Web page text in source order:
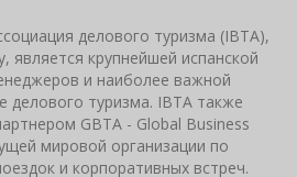
делового туризма (IBTA),
является крупнейшей испанской
и наиболее важной
делового туризма. IBTA также
GBTA - Global Business
мировой организации по
и корпоративных встреч.